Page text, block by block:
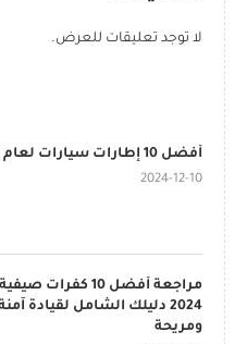
لا توجد تعليقات للعرض.
أفضل 10 إطارات سيارات لعام 2025
2024-12-10
مراجعة أفضل 10 كفرات
2024 دليلك الشامل لقيادة
ومريحة